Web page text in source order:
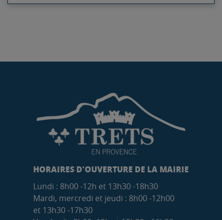
HORAIRES D'OUVERTURE DE LA MAIRIE
Lundi : 8h00 -12h et 13h30 -18h30
Mardi, mercredi et jeudi : 8h00 -12h00
et 13h30 -17h30